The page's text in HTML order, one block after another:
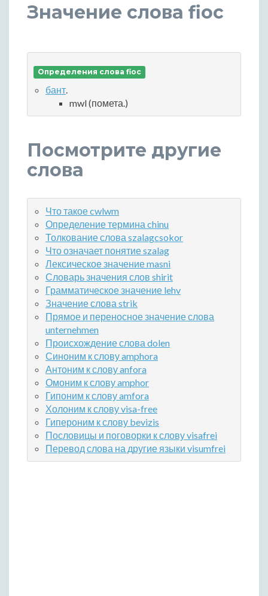
Значение слова fioc
Определения слова fioc
бант.
mwl (помета.)
Посмотрите другие
слова
Что такое cwlwm
Определение термина chinu
Толкование слова szalagcsokor
Что означает понятие szalag
Лексическое значение masni
Словарь значения слов shirit
Грамматическое значение lehv
Значение слова strik
Прямое и переносное значение слова
unternehmen
Происхождение слова dolen
Синоним к слову amphora
Антоним к слову anfora
Омоним к слову amphor
Гипоним к слову amfora
Холоним к слову visa-free
Гипероним к слову bevizis
Пословицы и поговорки к слову visafrei
Перевод слова на другие языки visumfrei